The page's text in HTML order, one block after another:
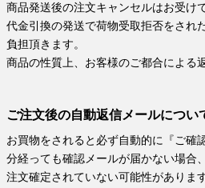
商品発送後の注文キャンセルはお受け
代金引換の発送で荷物受取拒否をされ
負担頂きます。
商品の性質上、お客様のご都合による
ご注文後の自動返信メールについ
お買物をされると必ず自動的に『ご確
分経っても確認メールが届かない場合
注文確定されていない可能性がありま